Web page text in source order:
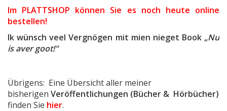
Im PLATTSHOP können Sie es noch heute online
bestellen!
Ik wünsch veel Vergnögen mit mien nieget Book „Nu
is aver goot!"
Übrigens: Eine Übersicht aller meiner
bisherigen Veröffentlichungen (Bücher & Hörbücher)
finden Sie hier.